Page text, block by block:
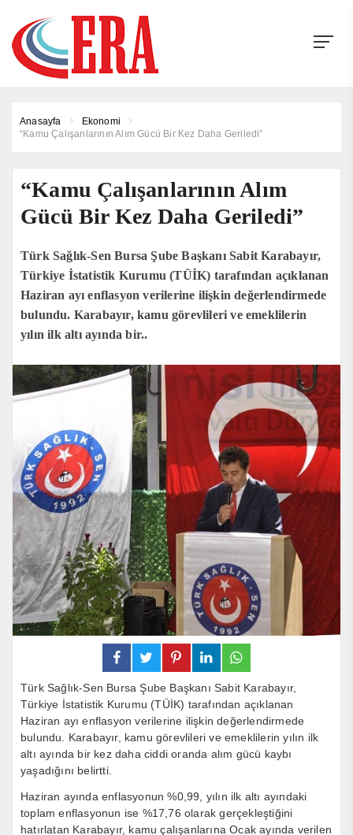
Anasayfa
Ekonomi
“Kamu Çalışanlarının Alım Gücü Bir Kez Daha Geriledi”
“Kamu Çalışanlarının Alım
Gücü Bir Kez Daha Geriledi”
Türk Sağlık-Sen Bursa Şube Başkanı Sabit Karabayır,
Türkiye İstatistik Kurumu (TÜİK) tarafından açıklanan
Haziran ayı enflasyon verilerine ilişkin değerlendirmede
bulundu. Karabayır, kamu görevlileri ve emeklilerin
yılın ilk altı ayında bir..
Türk Sağlık-Sen Bursa Şube Başkanı Sabit Karabayır,
Türkiye İstatistik Kurumu (TÜİK) tarafından açıklanan
Haziran ayı enflasyon verilerine ilişkin değerlendirmede
bulundu. Karabayır, kamu görevlileri ve emeklilerin yılın ilk
altı ayında bir kez daha ciddi oranda alım gücü kaybı
yaşadığını belirtti.
Haziran ayında enflasyonun %0,99, yılın ilk altı ayındaki
toplam enflasyonun ise %17,76 olarak gerçekleştiğini
hatırlatan Karabayır, kamu çalışanlarına Ocak ayında verilen